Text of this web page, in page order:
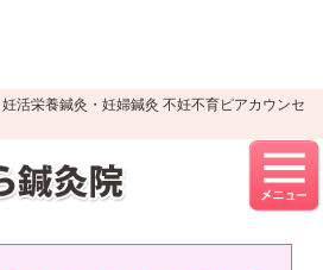
活栄養鍼灸・妊婦鍼灸 不妊不育ピアカウンセ